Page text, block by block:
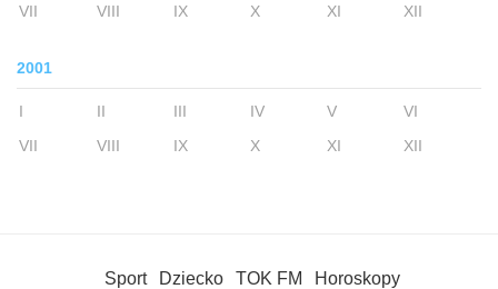
VII
VIII IX X XI XII
2001
I II III IV V
VI
VII
VIII IX X XI XII
Sport Dziecko TOK FM Horoskopy